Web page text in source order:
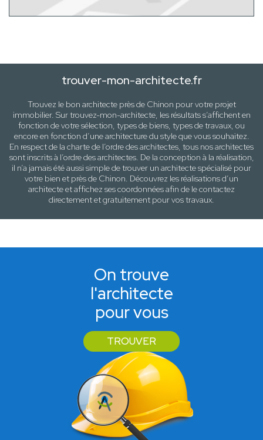
trouver-mon-architecte.fr
Trouvez le bon architecte près de Chinon pour votre projet
immobilier. Sur trouvez-mon-architecte, les résultats s’affichent en
fonction de votre sélection, types de biens, types de travaux, ou
encore en fonction d’une architecturedu style que vous souhaitez.
En respect de la charte de l’ordre des architectes, tous nos architectes
sont inscrits à l’ordre des architectes. De la conception à la réalisation,
il n’a jamais été aussi simple de trouver un architecte spécialisé pour
votre bien et près de Chinon. Découvrez les réalisations d’un
architecte et affichez ses coordonnées afin de le contactez
directement et gratuitement pourvos travaux.
On trouve
l'architecte
pour vous
TROUVER